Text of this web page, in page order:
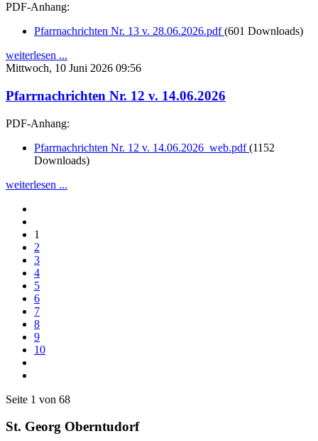
PDF-Anhang:
Pfarrnachrichten Nr. 13 v. 28.06.2026.pdf(601 Downloads)
weiterlesen ...
Mittwoch, 10 Juni 2026 09:56
Pfarrnachrichten Nr. 12 v. 14.06.2026
PDF-Anhang:
Pfarrnachrichten Nr. 12 v. 14.06.2026_web.pdf(1152
Downloads)
weiterlesen ...
1
2
3
4
5
6
7
8
9
10
Seite 1 von 68
St. Georg Oberntudorf